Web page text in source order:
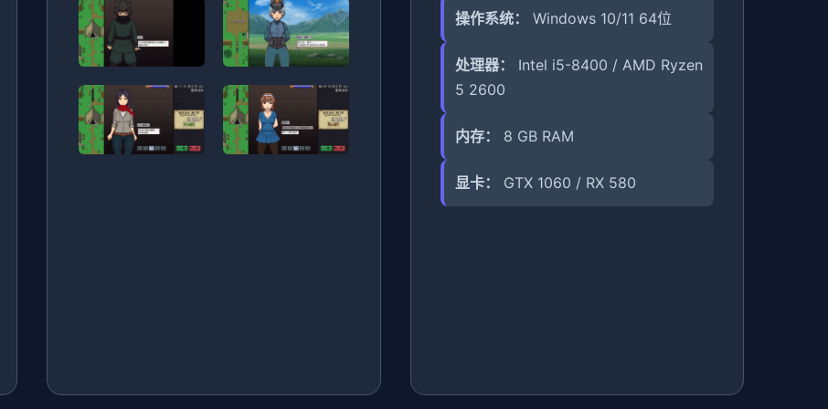
操作系统： Windows 10/11 64位
处理器：
Intel i5-8400 / AMD Ryzen
5 2600
内存： 8 GB RAM
显卡： GTX 1060 / RX 580